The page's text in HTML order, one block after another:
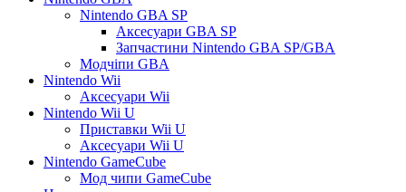
Nintendo GBA SP
Аксесуари GBA SP
Запчастини Nintendo GBA SP/GBA
Модчіпи GBA
Nintendo Wii
Аксесуари Wii
Nintendo Wii U
Приставки Wii U
Аксесуари Wii U
Nintendo GameCube
Мод чипи GameCube